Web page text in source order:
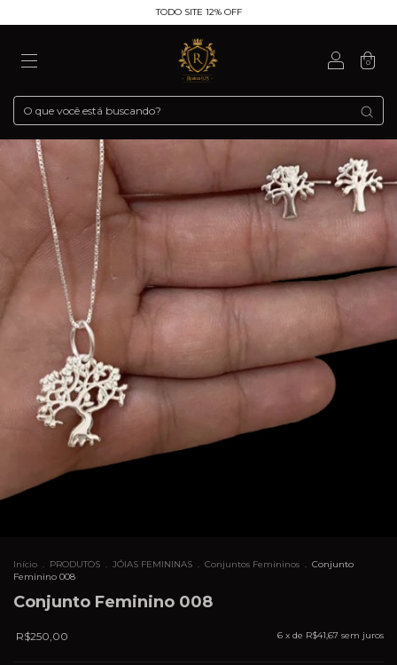
TODO SITE 12% OFF
0
Início . PRODUTOS . JÓIAS FEMININAS . Conjuntos Femininos . Conjunto
Feminino 008
Conjunto Feminino 008
R$250,00 6 x de R$41,67 sem juros